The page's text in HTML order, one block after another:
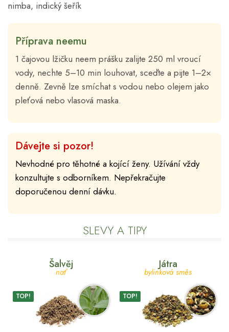
nimba, indický šeřík
Příprava neemu
1 čajovou lžičku neem prášku zalijte 250 ml vroucí
vody, nechte 5–10 min louhovat, sceďte a pijte 1–2×
denně. Zevně lze smíchat s vodou nebo olejem jako
pleťová nebo vlasová maska.
Dávejte si pozor!
Nevhodné pro těhotné a kojící ženy. Užívání vždy
konzultujte s odborníkem. Nepřekračujte
doporučenou denní dávku.
SLEVY A TIPY
Šalvěj
nať
TOP!
Játra
bylinková směs
TOP!